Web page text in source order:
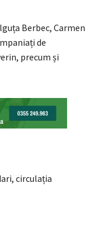
Berbec, Carmen
de
precum și
circulația